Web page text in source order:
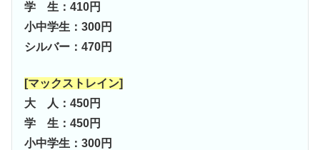
学 生：410円
小中学生：300円
シルバー：470円
[マックストレイン]
大 人：450円
学 生：450円
小中学生：300円